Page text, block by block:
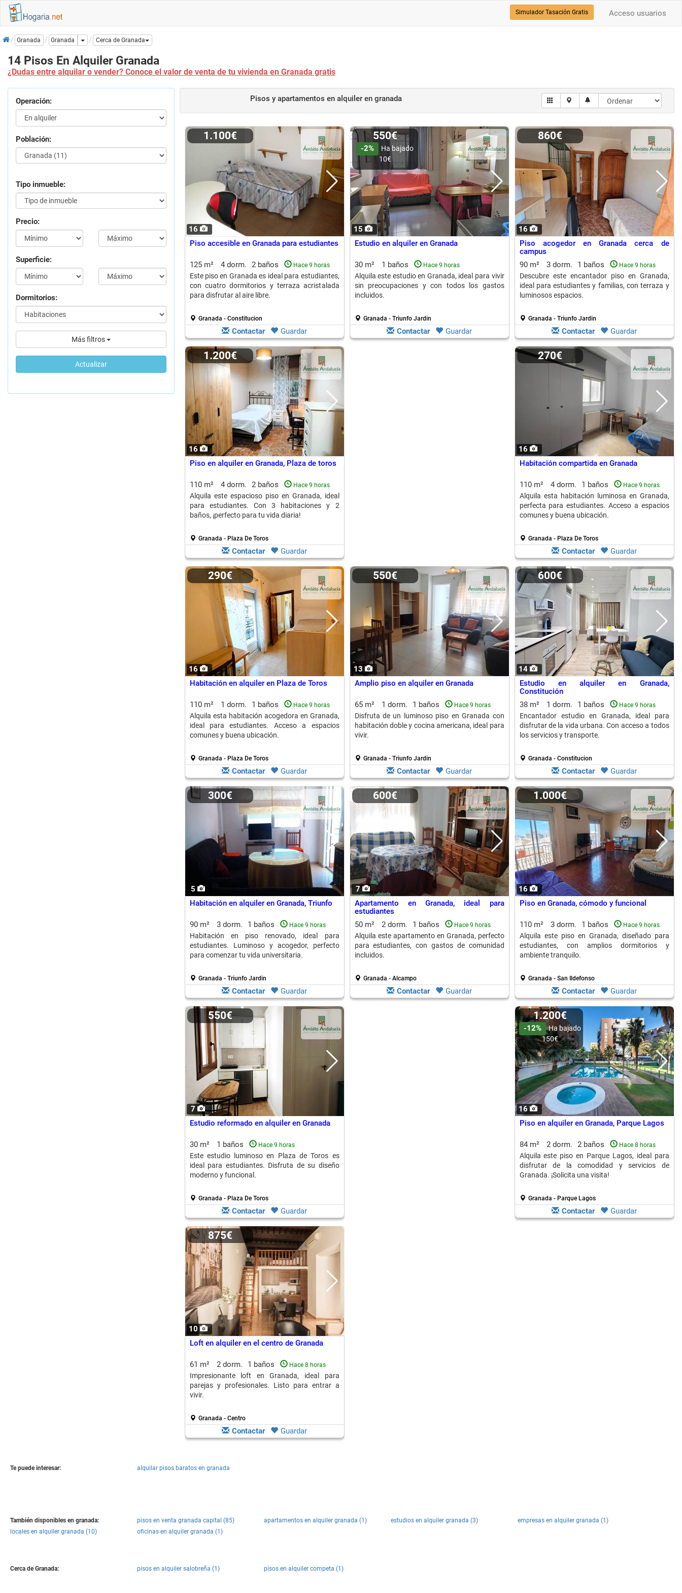
Acceso usuarios
Simulador Tasación Gratis
InicioGranada Granada Dropdown
Cerca de Granada
14 Pisos En Alquiler Granada
¿Dudas entre alquilar o vender? Conoce el valor de venta de tu vivienda en Granada gratis
Operación:
Población:
Tipo inmueble:
Precio:
Superficie:
Dormitorios:
Más filtros
Actualizar
Pisos y apartamentos en alquileren granada
16
1.100€
Piso accesible en Granada para estudiantes
125 m² 4 dorm. 2 baños Hace 9 horas
Este piso en Granada es ideal para estudiantes,
con cuatro dormitorios y terraza acristalada
para disfrutar al aire libre.
Granada - Constitucion
Contactar Guardar
15
550€
-2%
Ha bajado
10€
Estudio en alquiler en Granada
30 m² 1 baños Hace 9 horas
Alquila este estudio en Granada, ideal para vivir
sin preocupaciones y con todos los gastos
incluidos.
Granada - Triunfo Jardin
Contactar Guardar
16
860€
Piso acogedor en Granada cerca de
campus
90 m²
3 dorm. 1 baños Hace 9 horas
Descubre este encantador piso en Granada,
ideal para estudiantes y familias, con terraza y
luminosos espacios.
Granada - Triunfo Jardin
Contactar Guardar
16
1.200€
Piso en alquiler en Granada, Plaza de toros
110 m² 4 dorm. 2 baños Hace 9 horas
Alquila este espacioso piso en Granada, ideal
para estudiantes. Con 3 habitaciones y 2
baños, ¡perfecto para tu vida diaria!
Granada - Plaza De Toros
Contactar Guardar
16
270€
Habitación compartida en Granada
110 m² 4 dorm. 1 baños Hace 9 horas
Alquila esta habitación luminosa en Granada,
perfecta para estudiantes. Acceso a espacios
comunes y buena ubicación.
Granada - Plaza De Toros
Contactar Guardar
16
290€
Habitación en alquiler en Plaza de Toros
110 m² 1 dorm. 1 baños Hace 9 horas
Alquila esta habitación acogedora en Granada,
ideal para estudiantes. Acceso a espacios
comunes y buena ubicación.
Granada - Plaza De Toros
Contactar Guardar
13
550€
Amplio piso en alquiler en Granada
65 m² 1 dorm. 1 baños Hace 9 horas
Disfruta de un luminoso piso en Granada con
habitación doble y cocina americana, ideal para
vivir.
Granada - Triunfo Jardin
Contactar Guardar
14
600€
Estudio en alquiler en Granada,
Constitución
38 m²
1 dorm. 1 baños Hace 9 horas
Encantador estudio en Granada, ideal para
disfrutar de la vida urbana. Con acceso a todos
los servicios y transporte.
Granada - Constitucion
Contactar Guardar
5
300€
Habitación en alquiler en Granada, Triunfo
90 m² 3 dorm. 1 baños Hace 9 horas
Habitación en piso renovado, ideal para
estudiantes. Luminoso y acogedor, perfecto
para comenzar tu vida universitaria.
Granada - Triunfo Jardin
Contactar Guardar
7
600€
Apartamento en Granada, ideal para
estudiantes
50 m²
2 dorm. 1 baños Hace 9 horas
Alquila este apartamento en Granada, perfecto
para estudiantes, con gastos de comunidad
incluidos.
Granada - Alcampo
Contactar Guardar
16
1.000€
Piso en Granada, cómodo y funcional
110 m² 3 dorm. 1 baños Hace 9 horas
Alquila este piso en Granada, diseñado para
estudiantes, con amplios dormitorios y
ambiente tranquilo.
Granada - San Ildefonso
Contactar Guardar
7
550€
Estudio reformado en alquiler en Granada
30 m² 1 baños Hace 9 horas
Este estudio luminoso en Plaza de Toros es
ideal para estudiantes. Disfruta de su diseño
moderno y funcional.
Granada - Plaza De Toros
Contactar Guardar
16
1.200€
-12%
Ha bajado
150€
Piso en alquiler en Granada, Parque Lagos
84 m² 2 dorm. 2 baños Hace 8 horas
Alquila este piso en Parque Lagos, ideal para
disfrutar de la comodidad y servicios de
Granada. ¡Solicita una visita!
Granada - Parque Lagos
Contactar Guardar
10
875€
Loft en alquiler en el centro de Granada
61 m² 2 dorm. 1 baños Hace 8 horas
Impresionante loft en Granada, ideal para
parejas y profesionales. Listo para entrar a
vivir.
Granada - Centro
Contactar Guardar
Te puede interesar: alquilar pisos baratos en granada
También disponibles en granada: pisos en venta granada capital (85) apartamentos en alquiler granada (1) estudios en alquiler granada (3)
empresas en alquiler granada (1)
locales en alquiler granada (10)
oficinas en alquiler granada (1)
Cerca de Granada: pisos en alquiler salobreña (1) pisos en alquiler competa (1)